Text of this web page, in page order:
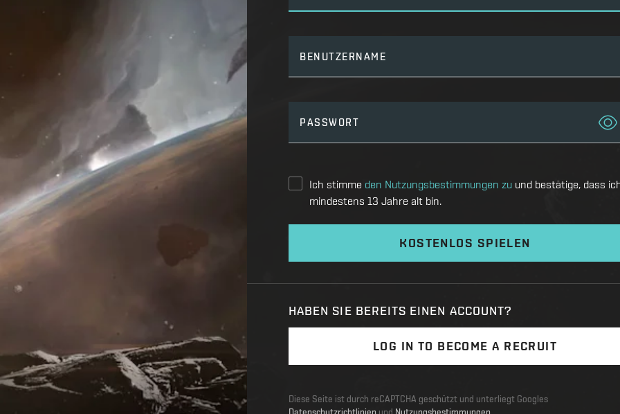
BENUTZERNAME
PASSWORT
Ich stimme den Nutzungsbestimmungen zu und bestätige, dass
mindestens 13 Jahre alt bin.
KOSTENLOS SPIELEN
HABEN SIE BEREITS EINEN ACCOUNT?
LOG IN TO BECOME A RECRUIT
Diese Seite ist durch reCAPTCHA geschützt und unterliegt Googles